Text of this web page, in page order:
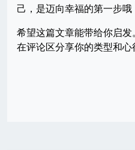
己，是迈向幸福的第一步哦
希望这篇文章能带给你启
在评论区分享你的类型和心